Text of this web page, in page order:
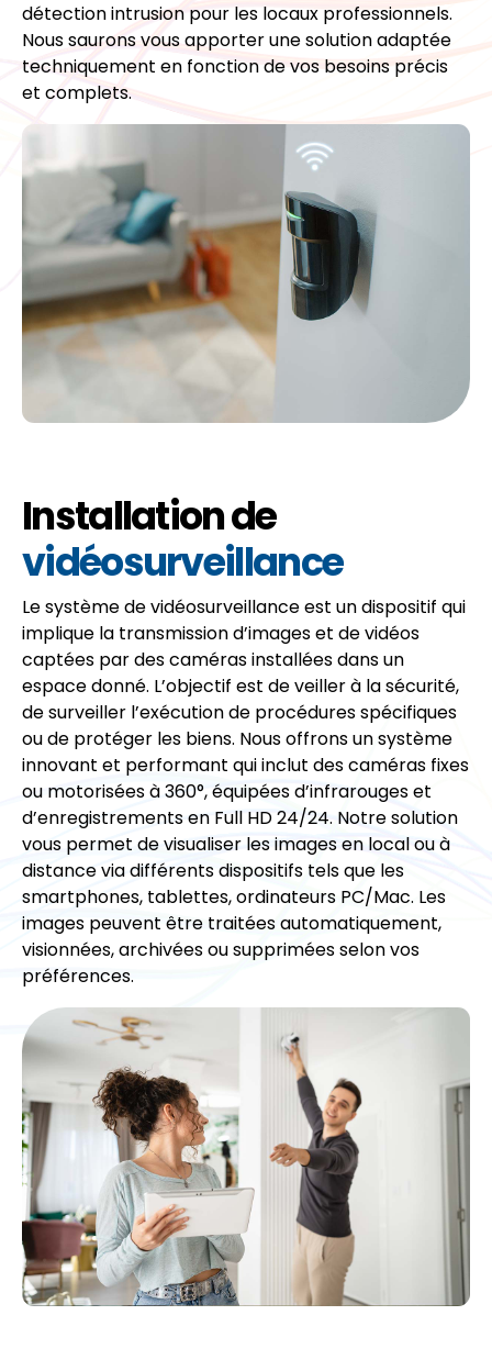
détection intrusion pour les locaux professionnels.
Nous saurons vous apporter une solution adaptée
techniquement en fonction de vos besoins précis
et complets.
Installation de
vidéosurveillance
Le système de vidéosurveillance est un dispositif qui
implique la transmission d’images et de vidéos
captées par des caméras installées dans un
espace donné. L’objectif est de veiller à la sécurité,
de surveiller l’exécution de procédures spécifiques
ou de protéger les biens. Nous offrons un système
innovant et performant qui inclut des caméras fixes
ou motorisées à 360°, équipées d’infrarouges et
d’enregistrements en Full HD 24/24. Notre solution
vous permet de visualiser les images en local ou à
distance via différents dispositifs tels que les
smartphones, tablettes, ordinateurs PC/Mac. Les
images peuvent être traitées automatiquement,
visionnées, archivées ou supprimées selon vos
préférences.